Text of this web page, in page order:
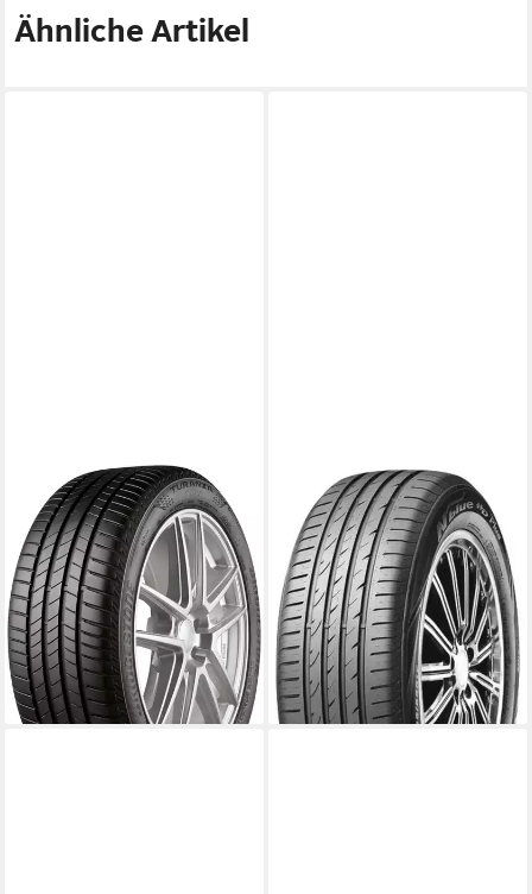
Ähnliche Artikel
BRIDGESTONE
Sommerreifen T-005, in
verschiedenen Ausführungen
erhältlich
Kraftstoffeffizienz
Produktdatenblatt
Nasshaftung
Produktdatenblatt
ab 102,99 €
lieferbar - in 4-5 Werktagen bei dir
NEXEN
Sommerreifen N`BLUE HD
PLUS, in verschiedenen
Ausführungen erhältlich
Kraftstoffeffizienz
Produktdatenblatt
Nasshaftung
Produktdatenblatt
ab 68,99 €
lieferbar - in 4-5 Werktagen bei dir